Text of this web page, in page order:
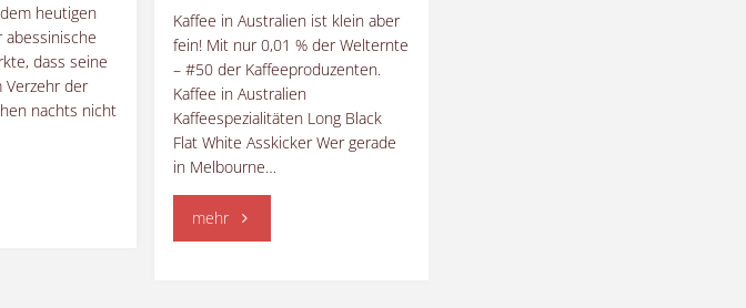
heutigen
abessinische
dass seine
Verzehr der
nachts nicht
Kaffee in Australien ist klein aber
fein! Mit nur 0,01 % der Welternte
– #50 der Kaffeeproduzenten.
Kaffee in Australien
Kaffeespezialitäten Long Black
Flat White Asskicker Wer gerade
in Melbourne…
mehr"Kaffee